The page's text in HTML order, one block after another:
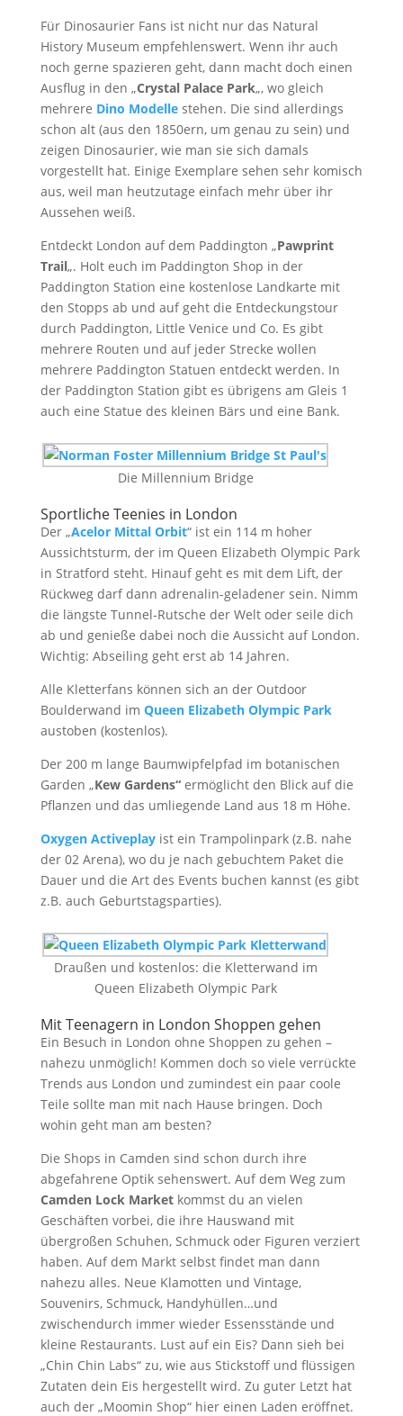
Für Dinosaurier Fans ist nicht nur das Natural
History Museum empfehlenswert. Wenn ihr auch
noch gerne spazieren geht, dann macht doch einen
Ausflug in den „Crystal Palace Park„, wo gleich
mehrere Dino Modellestehen. Die sind allerdings
schon alt (aus den 1850ern, um genau zu sein) und
zeigen Dinosaurier, wie man sie sich damals
vorgestellt hat. Einige Exemplare sehen sehr komisch
aus, weil man heutzutage einfach mehr über ihr
Aussehen weiß.
Entdeckt London auf dem Paddington „Pawprint
Trail„. Holt euch im Paddington Shop in der
Paddington Station eine kostenlose Landkarte mit
den Stopps ab und auf geht die Entdeckungstour
durch Paddington, Little Venice und Co. Es gibt
mehrere Routen und auf jeder Strecke wollen
mehrere Paddington Statuen entdeckt werden. In
der Paddington Station gibt es übrigens am Gleis 1
auch eine Statue des kleinen Bärs und eine Bank.
Die Millennium Bridge
Sportliche Teenies in London
Der „Acelor Mittal Orbit“ ist ein 114 m hoher
Aussichtsturm, der im Queen Elizabeth Olympic Park
in Stratford steht. Hinauf geht es mit dem Lift, der
Rückweg darf dann adrenalin-geladener sein. Nimm
die längste Tunnel-Rutsche der Welt oder seile dich
ab und genieße dabei noch die Aussicht auf London.
Wichtig: Abseiling geht erst ab 14 Jahren.
Alle Kletterfans können sich an der Outdoor
Boulderwand im Queen Elizabeth Olympic Park
austoben (kostenlos).
Der 200 m lange Baumwipfelpfad im botanischen
Garden „Kew Gardens“ ermöglicht den Blick auf die
Pflanzen und das umliegende Land aus 18 m Höhe.
Oxygen Activeplay ist ein Trampolinpark (z.B. nahe
der 02 Arena), wo du je nach gebuchtem Paket die
Dauer und die Art des Events buchen kannst (es gibt
z.B. auch Geburtstagsparties).
Draußen und kostenlos: die Kletterwand im
Queen Elizabeth Olympic Park
Mit Teenagern in London Shoppen gehen
Ein Besuch in London ohne Shoppen zu gehen –
nahezu unmöglich! Kommen doch so viele verrückte
Trends aus London und zumindest ein paar coole
Teile sollte man mit nach Hause bringen. Doch
wohin geht man am besten?
Die Shops in Camden sind schon durch ihre
abgefahrene Optik sehenswert. Auf dem Weg zum
Camden Lock Marketkommst du an vielen
Geschäften vorbei, die ihre Hauswand mit
übergroßen Schuhen, Schmuck oder Figuren verziert
haben. Auf dem Markt selbst findet man dann
nahezu alles. Neue Klamotten und Vintage,
Souvenirs, Schmuck, Handyhüllen…und
zwischendurch immer wieder Essensstände und
kleine Restaurants. Lust auf ein Eis? Dann sieh bei
„Chin Chin Labs“ zu, wie aus Stickstoff und flüssigen
Zutaten dein Eis hergestellt wird. Zu guter Letzt hat
auch der „Moomin Shop“ hier einen Laden eröffnet.